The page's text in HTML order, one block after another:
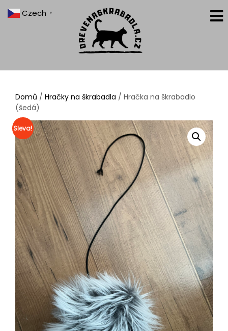
Domů / Hračky na škrabadla / Hračka na škrabadlo
(šedá)
Sleva!
Czech ▼